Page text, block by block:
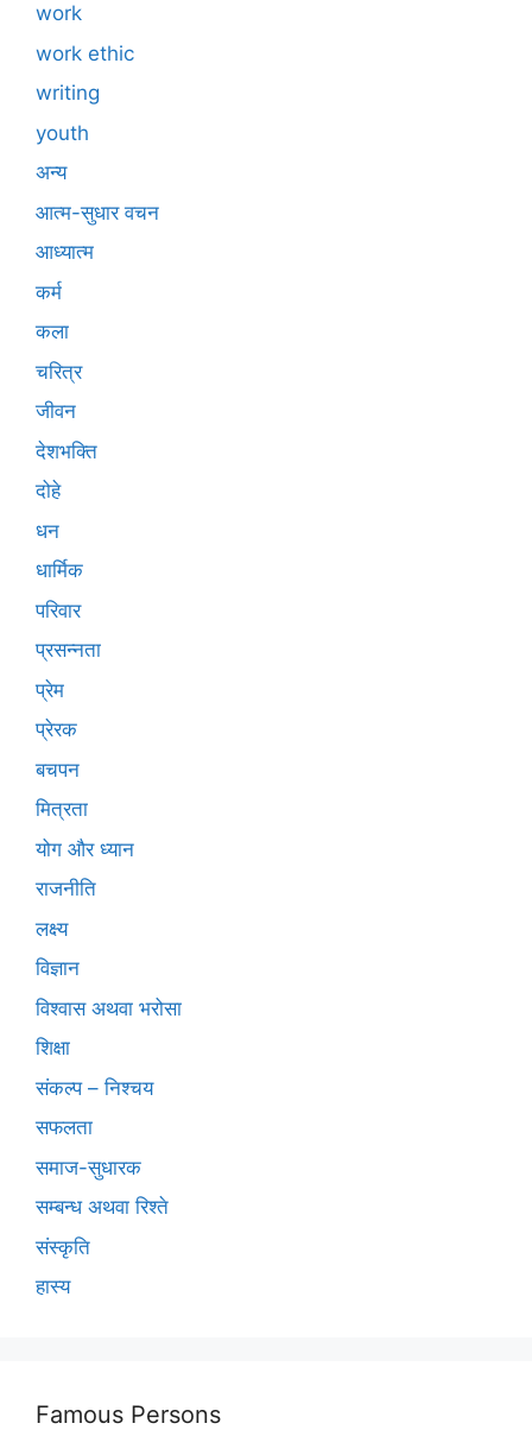
work
work ethic
writing
youth
अन्य
आत्म-सुधार वचन
आध्यात्म
कर्म
कला
चरित्र
जीवन
देशभक्ति
दोहे
धन
धार्मिक
परिवार
प्रसन्नता
प्रेम
प्रेरक
बचपन
मित्रता
योग और ध्यान
राजनीति
लक्ष्य
विज्ञान
विश्वास अथवा भरोसा
शिक्षा
संकल्प – निश्चय
सफलता
समाज-सुधारक
सम्बन्ध अथवा रिश्ते
संस्कृति
हास्य
Famous Persons